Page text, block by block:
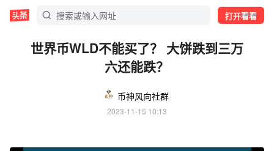
打开看看
世界币WLD不能买了？ 大饼跌到三万
六还能跌？
币神风向社群
2023-11-15 10:13